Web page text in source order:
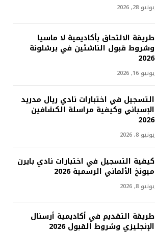
يونيو 28, 2026
طريقة الالتحاق بأكاديمية لا ماسيا
وشروط قبول الناشئين في برشلونة
2026
يونيو 16, 2026
التسجيل في اختبارات نادي ريال مدريد
الإسباني وكيفية مراسلة الكشافين
2026
يونيو 8, 2026
كيفية التسجيل في اختبارات نادي بايرن
ميونخ الألماني الرسمية 2026
يونيو 8, 2026
طريقة التقديم في أكاديمية أرسنال
الإنجليزي وشروط القبول 2026